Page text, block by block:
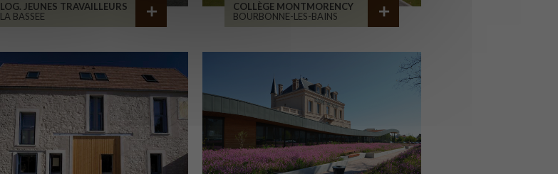
LOG. JEUNES TRAVAILLEURS
LA BASSEE
COLLÈGE MONTMORENCY
BOURBONNE-LES-BAINS